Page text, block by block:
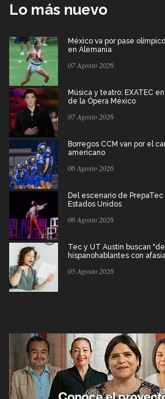
Lo más nuevo
México va por pase
en Alemania
07 Agosto 2026
Música y teatro: EXATEC
de la Ópera México
07 Agosto 2026
Borregos CCM van por el
americano
06 Agosto 2026
Del escenario de
Estados Unidos
06 Agosto 2026
Tec y UT Austin buscan
hispanohablantes con
05 Agosto 2026